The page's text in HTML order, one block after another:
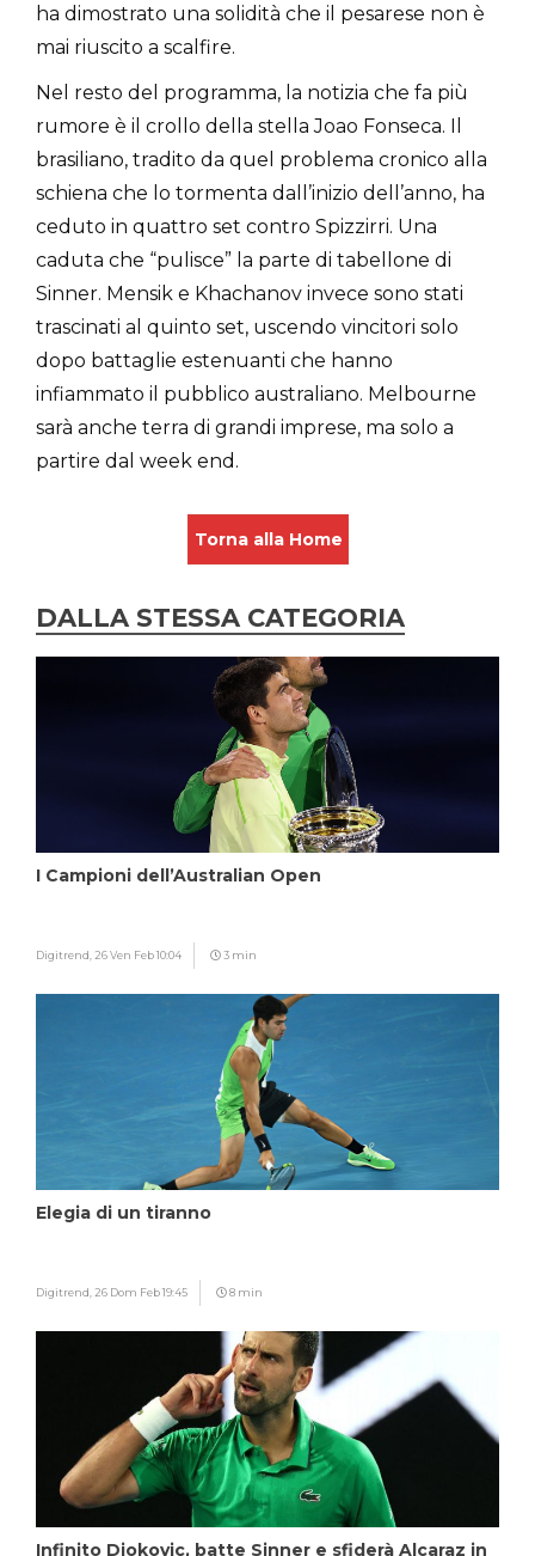
ha dimostrato una solidità che il pesarese non è
mai riuscito a scalfire.
Nel resto del programma, la notizia che fa più
rumore è il crollo della stella Joao Fonseca. Il
brasiliano, tradito da quel problema cronico alla
schiena che lo tormenta dall’inizio dell’anno, ha
ceduto in quattro set contro Spizzirri. Una
caduta che “pulisce” la parte di tabellone di
Sinner. Mensik e Khachanov invece sono stati
trascinati al quinto set, uscendo vincitori solo
dopo battaglie estenuanti che hanno
infiammato il pubblico australiano. Melbourne
sarà anche terra di grandi imprese, ma solo a
partire dal week end.
Torna alla Home
DALLA STESSA CATEGORIA
I Campioni dell’Australian Open
Digitrend, 26 Ven Feb 10:04 3 min
Elegia di un tiranno
Digitrend, 26 Dom Feb 19:45 8 min
Infinito Djokovic, batte Sinner e sfiderà Alcaraz in